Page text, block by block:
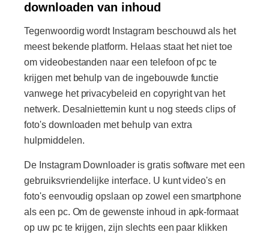
downloaden van inhoud
Tegenwoordig wordt Instagram beschouwd als het
meest bekende platform. Helaas staat het niet toe
om videobestanden naar een telefoon of pc te
krijgen met behulp van de ingebouwde functie
vanwege het privacybeleid en copyright van het
netwerk. Desalniettemin kunt u nog steeds clips of
foto's downloaden met behulp van extra
hulpmiddelen.
De Instagram Downloader is gratis software met een
gebruiksvriendelijke interface. U kunt video's en
foto's eenvoudig opslaan op zowel een smartphone
als een pc. Om de gewenste inhoud in apk-formaat
op uw pc te krijgen, zijn slechts een paar klikken